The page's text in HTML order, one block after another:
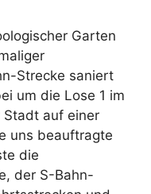
Garten
Strecke saniert
um die Lose 1 im
auf einer
uns beauftragte
die
der S-Bahn-